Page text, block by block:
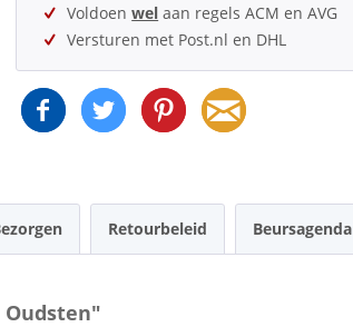
Voldoenwel aan regels ACM en AVG
Versturen met Post.nl en DHL
Retourbeleid Beursagenda
Oudsten"